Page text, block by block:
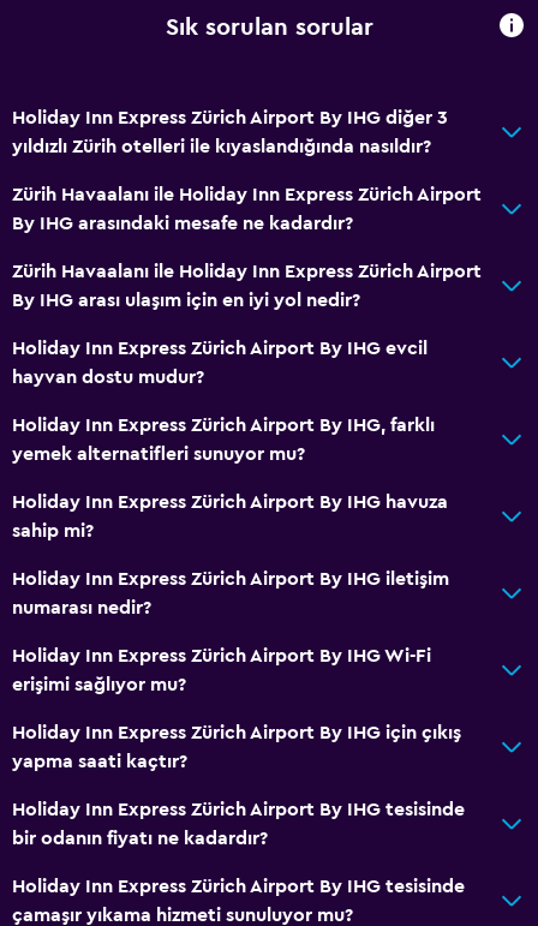
Engelli tuvalet tutamağı
Özel Sigara İçilir Alan
Elektrikli su ısıtıcı
Atıştırmalık büfesi
Bar/Lounge
Su ısıtıcı
Kahve makinesi
Otomat (atıştırmalık)
Genel
Oturma alanı
Ses geçirmez odalar
Telefon
Sık sorulan sorular
Holiday Inn Express Zürich Airport By IHG diğer 3
yıldızlı Zürih otelleri ile kıyaslandığında nasıldır?
Zürih Havaalanı ile Holiday Inn Express Zürich Airport
By IHG arasındaki mesafe ne kadardır?
Zürih Havaalanı ile Holiday Inn Express Zürich Airport
By IHG arası ulaşım için en iyi yol nedir?
Holiday Inn Express Zürich Airport By IHG evcil
hayvan dostu mudur?
Holiday Inn Express Zürich Airport By IHG, farklı
yemek alternatifleri sunuyor mu?
Holiday Inn Express Zürich Airport By IHG havuza
sahip mi?
Holiday Inn Express Zürich Airport By IHG iletişim
numarası nedir?
Holiday Inn Express Zürich Airport By IHG Wi-Fi
erişimi sağlıyor mu?
Holiday Inn Express Zürich Airport By IHG için çıkış
yapma saati kaçtır?
Holiday Inn Express Zürich Airport By IHG tesisinde
bir odanın fiyatı ne kadardır?
Holiday Inn Express Zürich Airport By IHG tesisinde
çamaşır yıkama hizmeti sunuluyor mu?